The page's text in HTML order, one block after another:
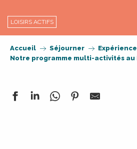
LOISIRS ACTIFS
Accueil Séjourner
Notre programme multi-activités au